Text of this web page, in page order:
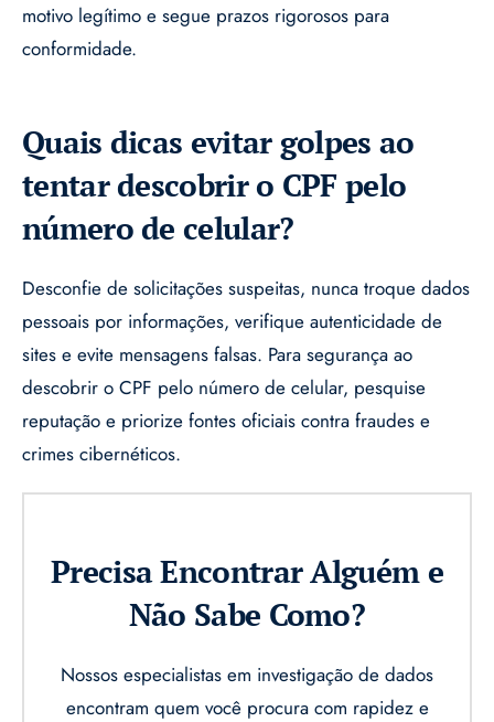
motivo legítimo e segue prazos rigorosos para
conformidade.
Quais dicas evitar golpes ao
tentar descobrir o CPF pelo
número de celular?
Desconfie de solicitações suspeitas, nunca troque dados
pessoais por informações, verifique autenticidade de
sites e evite mensagens falsas. Para segurança ao
descobrir o CPF pelo número de celular, pesquise
reputação e priorize fontes oficiais contra fraudes e
crimes cibernéticos.
Precisa Encontrar Alguém e
Não Sabe Como?
Nossos especialistas em investigação de dados
encontram quem você procura com rapidez e